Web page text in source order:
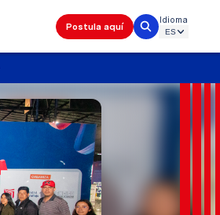
Postula aquí
Idioma